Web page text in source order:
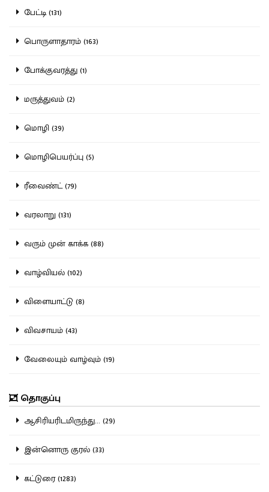
பேட்டி (131)
பொருளாதாரம் (163)
போக்குவரத்து (1)
மருத்துவம் (2)
மொழி (39)
மொழிபெயர்ப்பு (5)
ரீவைண்ட் (79)
வரலாறு (131)
வரும் முன் காக்க (88)
வாழ்வியல் (102)
விளையாட்டு (8)
விவசாயம் (43)
வேலையும் வாழ்வும் (19)
தொகுப்பு
ஆசிரியரிடமிருந்து... (29)
இன்னொரு குரல் (33)
கட்டுரை (1283)